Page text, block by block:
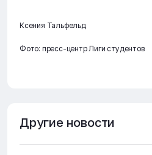
Ксения Тальфельд
Фото: пресс-центр Лиги студентов
Другие новости